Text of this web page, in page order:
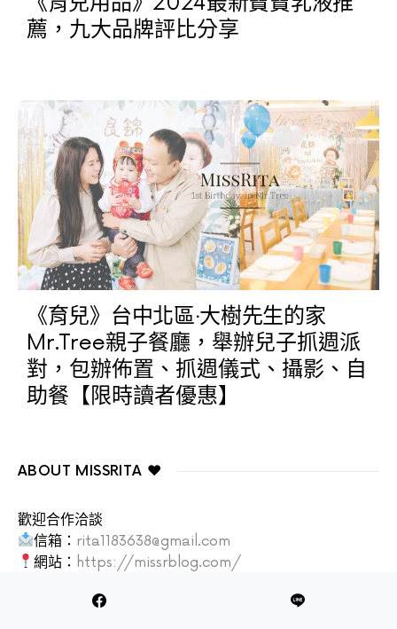
薦，九大品牌評比分享
《育兒》台中北區‧大樹先生的家
Mr.Tree親子餐廳，舉辦兒子抓週派
對，包辦佈置、抓週儀式、攝影、自
助餐【限時讀者優惠】
ABOUT MISSRITA ♥
歡迎合作洽談
信箱： rita1183638@gmail.com
網站： https://missrblog.com/